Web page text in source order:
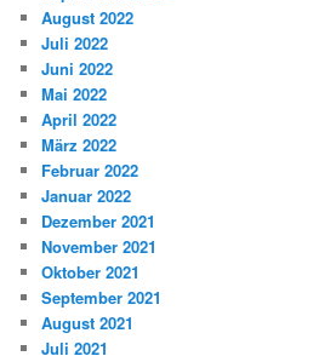
August 2022
Juli 2022
Juni 2022
Mai 2022
April 2022
März 2022
Februar 2022
Januar 2022
Dezember 2021
November 2021
Oktober 2021
September 2021
August 2021
Juli 2021